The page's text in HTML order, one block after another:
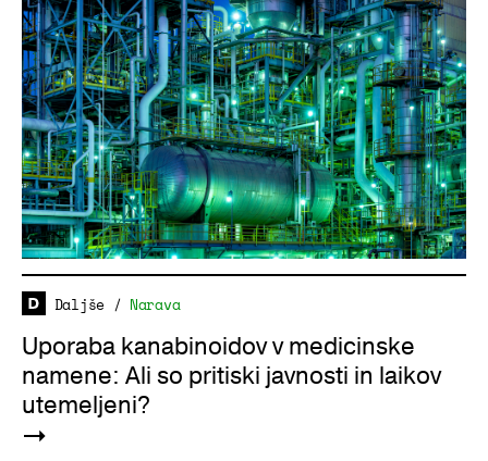
Daljše / Narava
Uporaba kanabinoidov v medicinske
namene: Ali so pritiski javnosti in laikov
utemeljeni?